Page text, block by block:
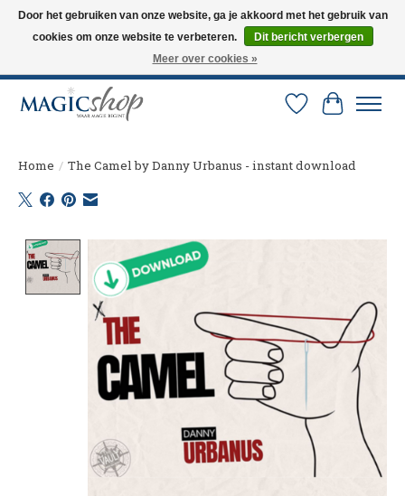
Altijd de nieuwste trucs op voorraad. Snelle verzending via PostNL en DHL.
Langskomen in onze winkel? Bel of mail om een afspraak te maken. 0251-
Verlanglijst
Home / The Camel by Danny Urbanus - instant download
Product image slideshow Items
Door het gebruiken van onze website, ga je akkoord met het gebruik van
cookies om onze website te verbeteren.
Dit bericht verbergen
Meer over cookies »